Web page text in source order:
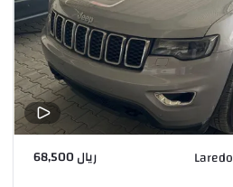
ريال 68,500